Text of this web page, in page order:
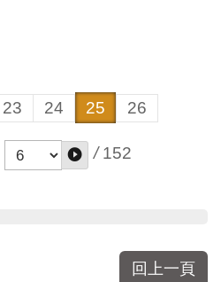
23 24 25 26
/ 152
回上一頁